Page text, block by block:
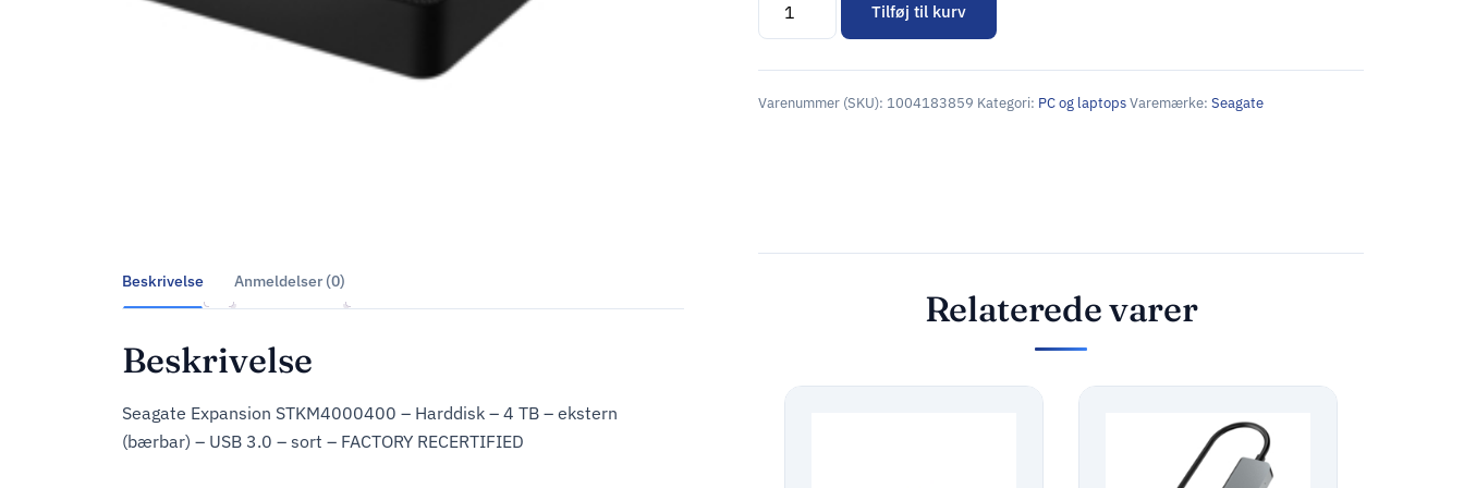
Tilføj til kurv
Alternative:
Varenummer (SKU): 1004183859 Kategori: PC og laptopsVaremærke: Seagate
Beskrivelse Anmeldelser (0)
Beskrivelse
Seagate Expansion STKM4000400 – Harddisk – 4 TB – ekstern
(bærbar) – USB 3.0 – sort – FACTORY RECERTIFIED
Relaterede varer